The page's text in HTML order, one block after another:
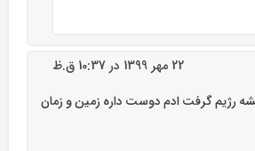
22 مهر 1399 در 10:37 ق.ظ
رژیم گرفت ادم دوست داره زمین و زمان